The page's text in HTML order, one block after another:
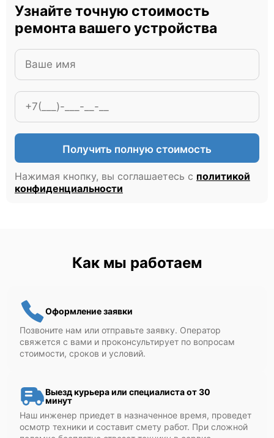
Узнайте точную стоимость
ремонта вашего устройства
Получить полную стоимость
Нажимая кнопку, вы соглашаетесь с политикой
конфиденциальности
Как мы работаем
Оформление заявки
Позвоните нам или отправьте заявку. Оператор
свяжется с вами и проконсультирует по вопросам
стоимости, сроков и условий.
Выезд курьера или специалиста от 30
минут
Наш инженер приедет в назначенное время, проведет
осмотр техники и составит смету работ. При сложной